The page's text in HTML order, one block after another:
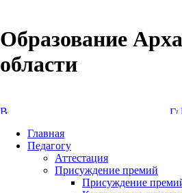
Образование
области
Главная
Педагогу
Аттестация
Присуждение премий
Присуждение